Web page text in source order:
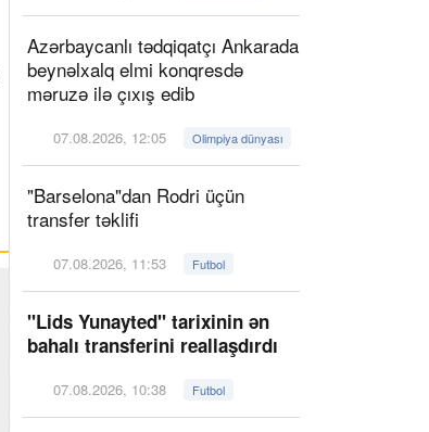
Azərbaycanlı tədqiqatçı Ankarada
beynəlxalq elmi konqresdə
məruzə ilə çıxış edib
07.08.2026, 12:05 Olimpiya dünyası
"Barselona"dan Rodri üçün
transfer təklifi
07.08.2026, 11:53 Futbol
"Lids Yunayted" tarixinin ən
bahalı transferini reallaşdırdı
07.08.2026, 10:38 Futbol